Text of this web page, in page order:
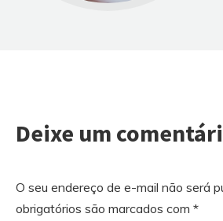
Deixe um
O seu endereço de e-mail não será
obrigatórios são marcados com *